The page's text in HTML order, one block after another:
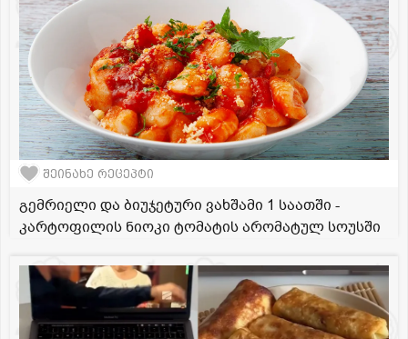
შეინახე რეცეპტი
გემრიელი და ბიუჯეტური ვახშამი 1 საათში -
კარტოფილის ნიოკი ტომატის არომატულ სოუსში